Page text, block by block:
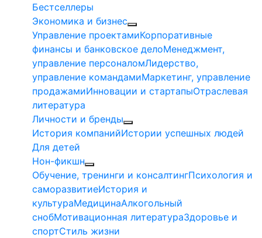
Бестселлеры
Экономика и бизнес
Управление проектамиКорпоративные
финансы и банковское делоМенеджмент,
управление персоналомЛидерство,
управление командамиМаркетинг, управление
продажамиИнновации и стартапыОтраслевая
литература
Личности и бренды
История компанийИстории успешных людей
Для детей
Нон-фикшн
Обучение, тренинги и консалтингПсихология и
саморазвитиеИстория и
культураМедицинаАлкогольный
снобМотивационная литератураЗдоровье и
спортСтиль жизни